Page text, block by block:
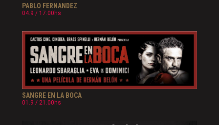
PABLO FERNANDEZ
04.9 / 17.00hs
SANGRE EN LA BOCA
01.9 / 21.00hs